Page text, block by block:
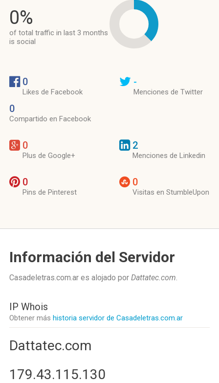
0%
of total traffic in last 3 months
is social
0
Likes de Facebook
0
Compartido en Facebook
-
Menciones de Twitter
0
Plus de Google+
2
Menciones de Linkedin
0
Pins de Pinterest
0
Visitas en StumbleUpon
Información del Servidor
Casadeletras.com.ar es alojado por Dattatec.com.
IP Whois
Obtener más historia servidor de Casadeletras.com.ar
Dattatec.com
179.43.115.130